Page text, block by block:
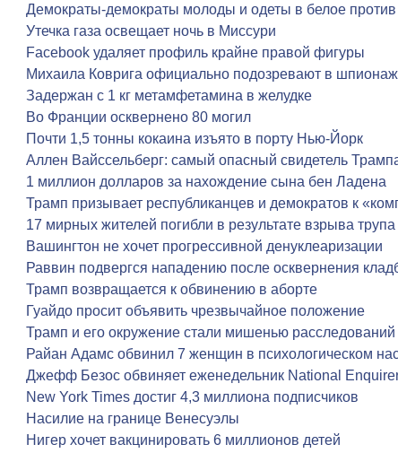
Демократы-демократы молоды и одеты в белое
Утечка газа освещает ночь в Миссури
Facebook удаляет профиль крайне правой фигуры
Михаила Коврига официально подозревают в
Задержан с 1 кг метамфетамина в желудке
Во Франции осквернено 80 могил
Почти 1,5 тонны кокаина изъято в порту Нью-Йорк
Аллен Вайссельберг: самый опасный свидетель
1 миллион долларов за нахождение сына бен Ладена
Трамп призывает республиканцев и демократов к
17 мирных жителей погибли в результате взрыва трупа
Вашингтон не хочет прогрессивной денуклеаризации
Раввин подвергся нападению после осквернения
Трамп возвращается к обвинению в аборте
Гуайдо просит объявить чрезвычайное положение
Трамп и его окружение стали мишенью расследований
Райан Адамс обвинил 7 женщин в психологическом
Джефф Безос обвиняет еженедельник National
New York Times достиг 4,3 миллиона подписчиков
Насилие на границе Венесуэлы
Нигер хочет вакцинировать 6 миллионов детей